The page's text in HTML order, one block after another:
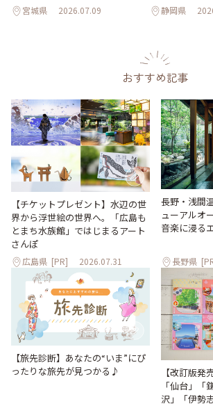
宮城県 2026.07.09 静岡県
おすすめ記事
【チケットプレゼント】水辺の世
界から浮世絵の世界へ。「広島も
とまち水族館」ではじまるアート
さんぽ
広島県 [PR] 2026.07.31
長野・浅間
ューアルオ
音楽に浸る
長野県
【旅先診断】あなたの“いま”にぴ
ったりな旅先が見つかる♪
【改訂版発
「仙台」「
沢」「伊勢